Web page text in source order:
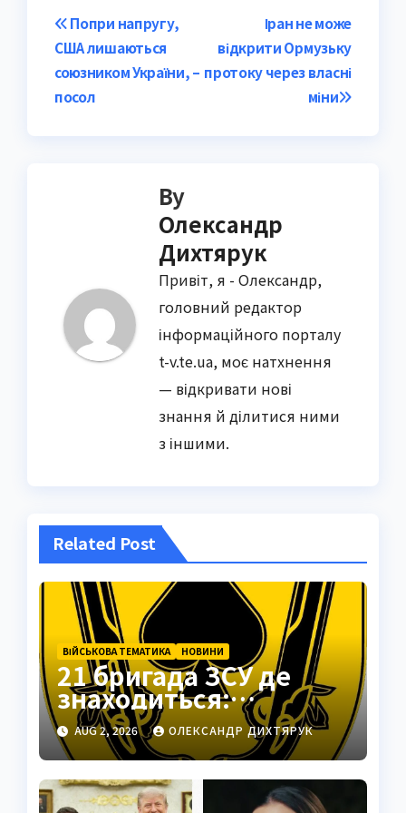
Post
navigation
Іран не може
відкрити Ормузьку
протоку через власні
міни
Попри напругу,
США лишаються
союзником України, –
посол
By
Олександр
Дихтярук
Привіт, я - Олександр,
головний редактор
інформаційного порталу
t-v.te.ua, моє натхнення
— відкривати нові
знання й ділитися ними
з іншими.
Related Post
ВІЙСЬКОВА ТЕМАТИКА НОВИНИ
21 бригада ЗСУ де
знаходиться:
Подільськ як
стратегічний центр
AUG 2, 2026 ОЛЕКСАНДР ДИХТЯРУК